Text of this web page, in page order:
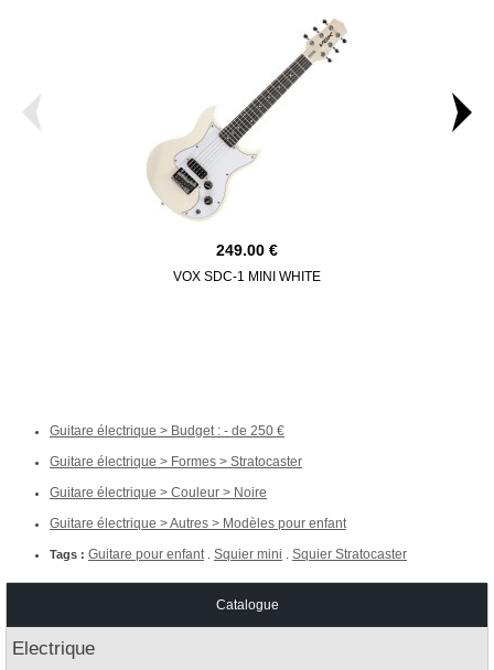
249.00
VOX SDC-1 MINI WHITE
Guitare électrique > Budget : - de 250
Guitare électrique > Formes > Stratocaster
Guitare électrique > Couleur > Noire
Guitare électrique > Autres > Modèles pour enfant
Tags : Guitare pour enfant Squier mini Squier Stratocaster
Catalogue
Electrique